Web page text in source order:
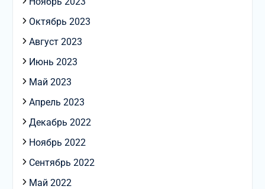
Октябрь 2023
Август 2023
Июнь 2023
Май 2023
Апрель 2023
Декабрь 2022
Ноябрь 2022
Сентябрь 2022
Май 2022